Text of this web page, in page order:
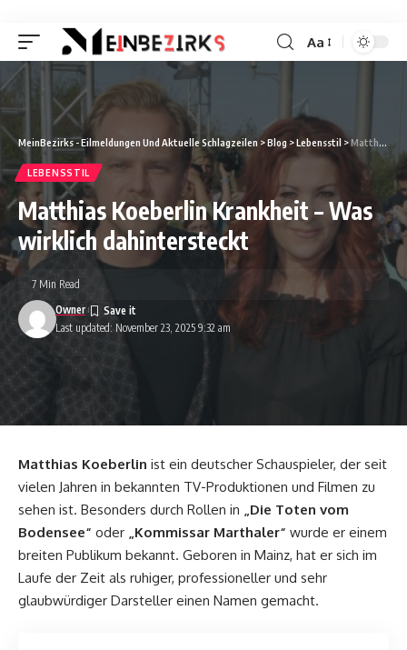
Font
Aa
MeinBezirks - Eilmeldungen Und Aktuelle Schlagzeilen >Blog >Lebensstil >Matthias Koeberlin Krankheit – Was wirklich dahintersteckt
LEBENSSTIL
Matthias Koeberlin Krankheit – Was
wirklich dahintersteckt
Last updated: November 23, 2025 9:32 am
Owner
7 Min Read
Matthias Koeberlin ist ein deutscher Schauspieler, der seit
vielen Jahren in bekannten TV-Produktionen und Filmen zu
sehen ist. Besonders durch Rollen in „Die Toten vom
Bodensee“ oder „Kommissar Marthaler“ wurde er einem
breiten Publikum bekannt. Geboren in Mainz, hat er sich im
Laufe der Zeit als ruhiger, professioneller und sehr
glaubwürdiger Darsteller einen Namen gemacht.